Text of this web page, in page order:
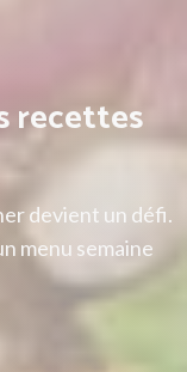
recettes
devient un défi.
menu semaine